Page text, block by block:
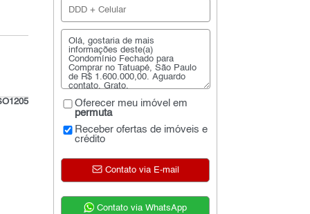
Oferecer meu imóvel em
permuta
Receber ofertas de imóveis e
crédito
Contato via E-mail
Contato via WhatsApp